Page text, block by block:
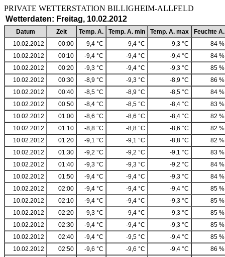
PRIVATE WETTERSTATION BILLIGHEIM-
Wetterdaten: Freitag, 10.02.2012
Datum Zeit Temp. A. Temp. A. min Temp. A. max
Feuchte A.
10.02.2012
00:00 -9,4 °C -9,4 °C -9,3 °C
84 %
10.02.2012
00:10 -9,4 °C -9,4 °C -9,4 °C
84 %
10.02.2012
00:20 -9,3 °C -9,4 °C -9,3 °C
85 %
10.02.2012
00:30 -8,9 °C -9,3 °C -8,9 °C
86 %
10.02.2012
00:40 -8,5 °C -8,9 °C -8,5 °C
84 %
10.02.2012
00:50 -8,4 °C -8,5 °C -8,4 °C
83 %
10.02.2012
01:00 -8,6 °C -8,6 °C -8,4 °C
82 %
10.02.2012
01:10 -8,8 °C -8,8 °C -8,6 °C
82 %
10.02.2012
01:20 -9,1 °C -9,1 °C -8,8 °C
82 %
10.02.2012
01:30 -9,2 °C -9,2 °C -9,1 °C
83 %
10.02.2012
01:40 -9,3 °C -9,3 °C -9,2 °C
84 %
10.02.2012
01:50 -9,4 °C -9,4 °C -9,3 °C
84 %
10.02.2012
02:00 -9,4 °C -9,4 °C -9,4 °C
85 %
10.02.2012
02:10 -9,4 °C -9,4 °C -9,3 °C
85 %
10.02.2012
02:20 -9,3 °C -9,4 °C -9,3 °C
85 %
10.02.2012
02:30 -9,4 °C -9,4 °C -9,3 °C
85 %
10.02.2012
02:40 -9,4 °C -9,5 °C -9,4 °C
85 %
10.02.2012
02:50 -9,6 °C -9,6 °C -9,4 °C
86 %